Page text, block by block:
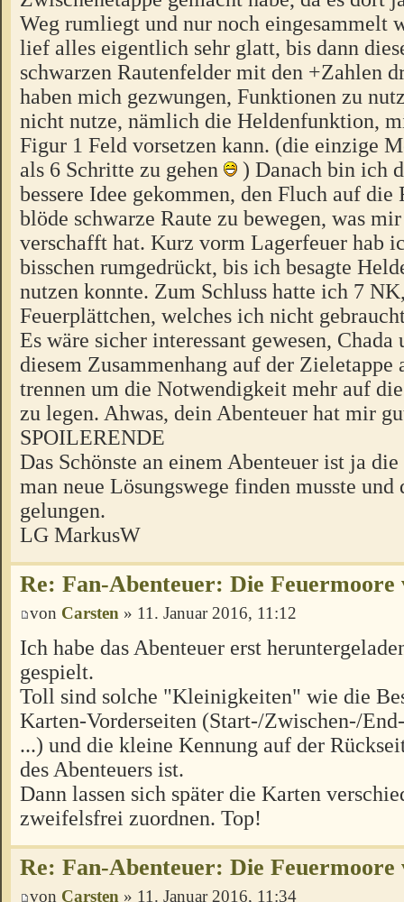
Weg rumliegt und nur noch eingesammelt
lief alles eigentlich sehr glatt, bis dann
schwarzen Rautenfelder mit den +Zahlen
haben mich gezwungen, Funktionen zu
nicht nutze, nämlich die Heldenfunktion,
Figur 1 Feld vorsetzen kann. (die einzige
als 6 Schritte zu gehen
) Danach bin ich
bessere Idee gekommen, den Fluch auf die
blöde schwarze Raute zu bewegen, was
verschafft hat. Kurz vorm Lagerfeuer hab
bisschen rumgedrückt, bis ich besagte
nutzen konnte. Zum Schluss hatte ich 7
Feuerplättchen, welches ich nicht
Es wäre sicher interessant gewesen,
diesem Zusammenhang auf der Zieletappe
trennen um die Notwendigkeit mehr auf
zu legen. Ahwas, dein Abenteuer hat mir
SPOILERENDE
Das Schönste an einem Abenteuer ist ja die
man neue Lösungswege finden musste und
gelungen.
LG MarkusW
Re: Fan-Abenteuer: Die
von Carsten » 11. Januar 2016, 11:12
Ich habe das Abenteuer erst
gespielt.
Toll sind solche "Kleinigkeiten" wie die
Karten-Vorderseiten (Start-/Zwischen-/
...) und die kleine Kennung auf der
des Abenteuers ist.
Dann lassen sich später die Karten
zweifelsfrei zuordnen. Top!
Re: Fan-Abenteuer: Die
von Carsten » 11. Januar 2016, 11:34